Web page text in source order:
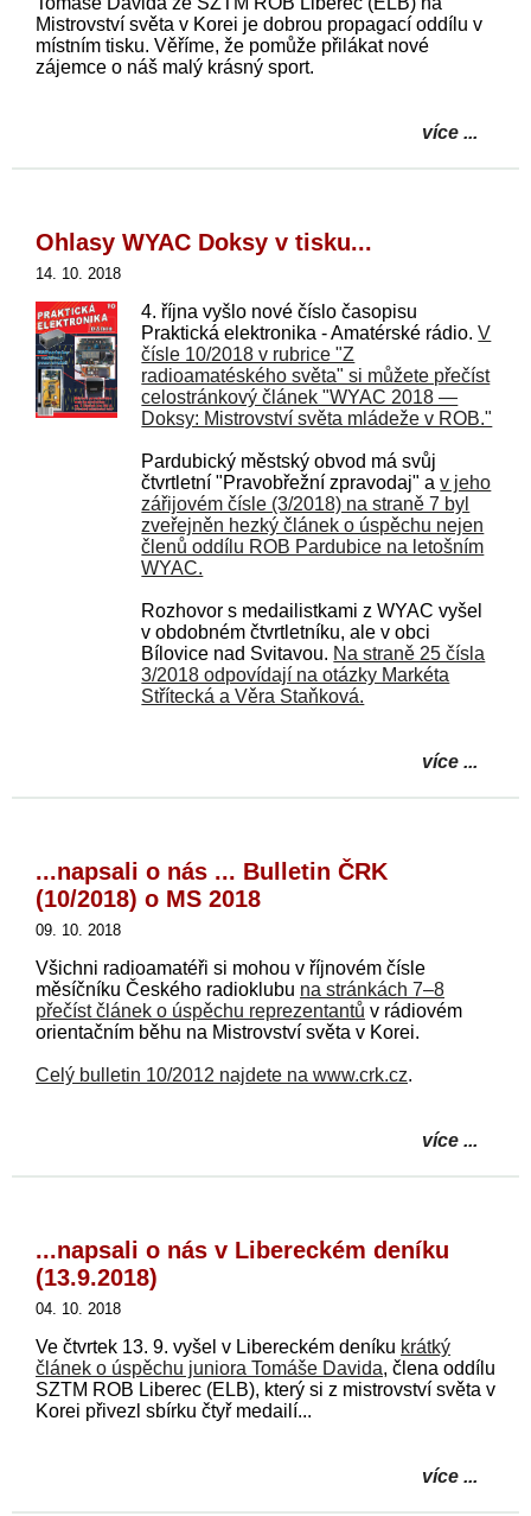
Mistrovství světa v Korei je dobrou propagací oddílu v
místním tisku. Věříme, že pomůže přilákat nové
zájemce o náš malý krásný sport.
více ...
Ohlasy WYAC Doksy v tisku...
14. 10. 2018
4. října vyšlo nové číslo časopisu
Praktická elektronika - Amatérské rádio.V
čísle 10/2018 v rubrice "Z
radioamatéského světa" si můžete přečíst
celostránkový článek "WYAC 2018 —
Doksy: Mistrovství světa mládeže v ROB."
Pardubický městský obvod má svůj
čtvrtletní "Pravobřežní zpravodaj" av jeho
zářijovém čísle (3/2018) na straně 7 byl
zveřejněn hezký článek o úspěchu nejen
členů oddílu ROB Pardubice na letošním
WYAC.
Rozhovor s medailistkami z WYAC vyšel
v obdobném čtvrtletníku, ale v obci
Bílovice nad Svitavou. Na straně 25 čísla
3/2018 odpovídají na otázky Markéta
Střítecká a Věra Staňková.
více ...
...napsali o nás ... Bulletin ČRK
(10/2018) o MS 2018
09. 10. 2018
Všichni radioamatéři si mohou v říjnovém čísle
měsíčníku Českého radioklubu na stránkách 7–8
přečíst článek o úspěchu reprezentantů v rádiovém
orientačním běhu na Mistrovství světa v Korei.
Celý bulletin 10/2012 najdete na www.crk.cz.
více ...
...napsali o nás v Libereckém deníku
(13.9.2018)
04. 10. 2018
Ve čtvrtek 13. 9. vyšel v Libereckém deníku krátký
článek o úspěchu juniora Tomáše Davida, člena oddílu
SZTM ROB Liberec (ELB), který si z mistrovství světa v
Korei přivezl sbírku čtyř medailí...
více ...